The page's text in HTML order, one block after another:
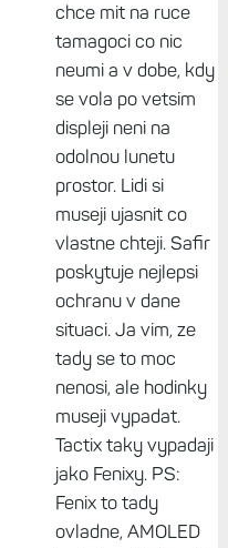
chce mit na ruce
tamagoci co nic
neumi a v dobe, kdy
se vola po vetsim
displeji neni na
odolnou lunetu
prostor. Lidi si
museji ujasnit co
vlastne chteji. Safir
poskytuje nejlepsi
ochranu v dane
situaci. Ja vim, ze
tady se to moc
nenosi, ale hodinky
museji vypadat.
Tactix taky vypadaji
jako Fenixy. PS:
Fenix to tady
ovladne, AMOLED